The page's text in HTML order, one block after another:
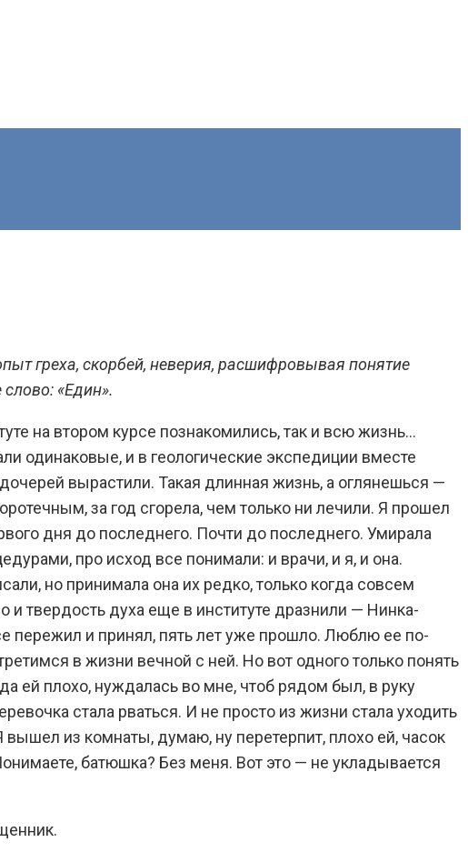
греха, скорбей, неверия, расшифровывая понятие
«Един».
на втором курсе познакомились, так и всю жизнь…
одинаковые, и в геологические экспедиции вместе
вырастили. Такая длинная жизнь, а оглянешься —
за год сгорела, чем только ни лечили. Я прошел
дня до последнего. Почти до последнего. Умирала
про исход все понимали: и врачи, и я, и она.
но принимала она их редко, только когда совсем
и твердость духа еще в институте дразнили — Нинка-
пережил и принял, пять лет уже прошло. Люблю ее по-
в жизни вечной с ней. Но вот одного только понять
ей плохо, нуждалась во мне, чтоб рядом был, в руку
стала рваться. И не просто из жизни стала уходить
из комнаты, думаю, ну перетерпит, плохо ей, часок
батюшка? Без меня. Вот это — не укладывается